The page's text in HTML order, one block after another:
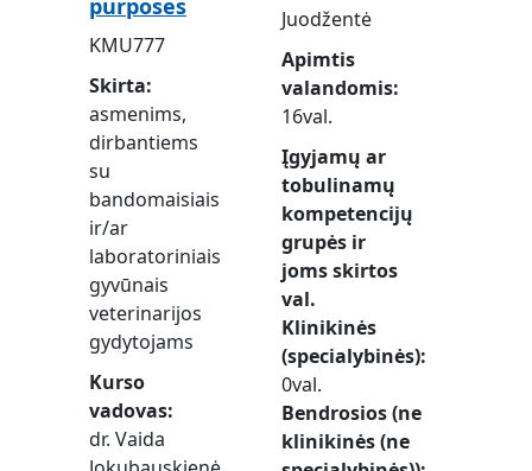
purposes
KMU777
Skirta
asmenims,
dirbantiems
su
bandomaisiais
ir/ar
laboratoriniais
gyvūnais
veterinarijos
gydytojams
Kurso
vadovas
dr. Vaida
Juodžentė
Apimtis
valandomis
16val.
Įgyjamų ar
tobulinamų
kompetencijų
grupės ir
joms skirtos
val.
Klinikinės
(specialybinės)
0val.
Bendrosios (ne
klinikinės (ne